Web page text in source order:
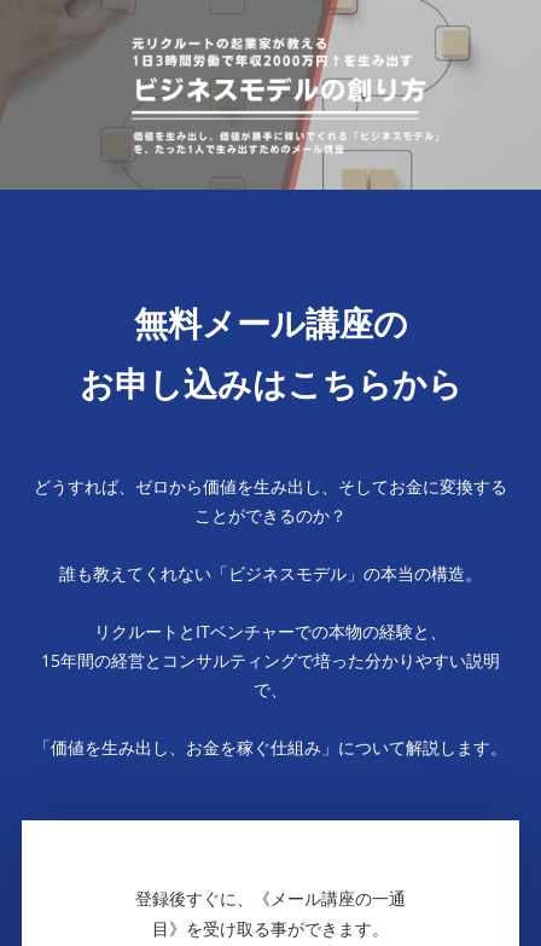
無料メール講座の
お申し込みはこちらから
どうすれば、ゼロから価値を生み出し、そしてお金に変換する
ことができるのか？
誰も教えてくれない「ビジネスモデル」の本当の構造。
リクルートとITベンチャーでの本物の経験と、
15年間の経営とコンサルティングで培った分かりやすい説明
で、
「価値を生み出し、お金を稼ぐ仕組み」について解説します。
登録後すぐに、《メール講座の一通
目》を受け取る事ができます。